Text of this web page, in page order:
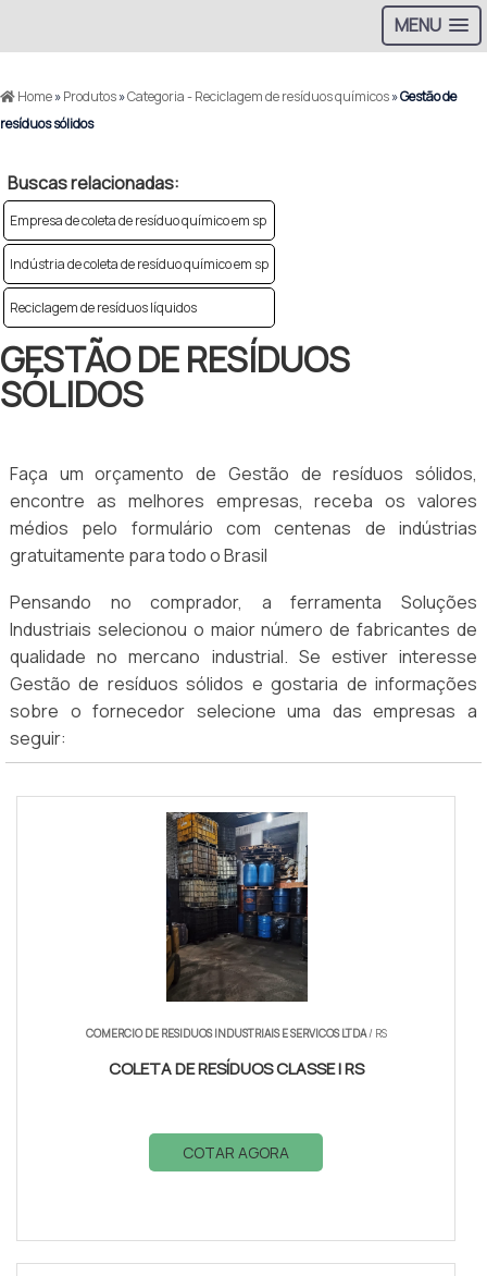
MENU
Home»Produtos»Categoria - Reciclagem de resíduos químicos»Gestão de
resíduos sólidos
Buscas relacionadas:
Empresa de coleta de resíduo químico em sp
Indústria de coleta de resíduo químico em sp
Reciclagem de resíduos líquidos
GESTÃO DE RESÍDUOS
SÓLIDOS
Faça um orçamento de Gestão de resíduos sólidos,
encontre as melhores empresas, receba os valores
médios pelo formulário com centenas de indústrias
gratuitamente para todo o Brasil
Pensando no comprador, a ferramenta Soluções
Industriais selecionou o maior número de fabricantes de
qualidade no mercano industrial. Se estiver interesse
Gestão de resíduos sólidos e gostaria de informações
sobre o fornecedor selecione uma das empresas a
seguir:
COMERCIO DE RESIDUOS INDUSTRIAIS E SERVICOS LTDA/ RS
COLETA DE RESÍDUOS CLASSE I RS
COTAR AGORA